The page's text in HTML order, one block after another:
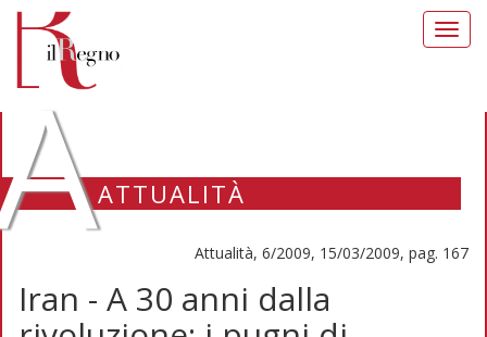
ATTUALITÀ
Attualità, 6/2009, 15/03/2009, pag. 167
Iran - A 30 anni dalla